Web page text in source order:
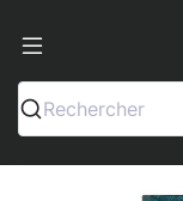
Rechercher